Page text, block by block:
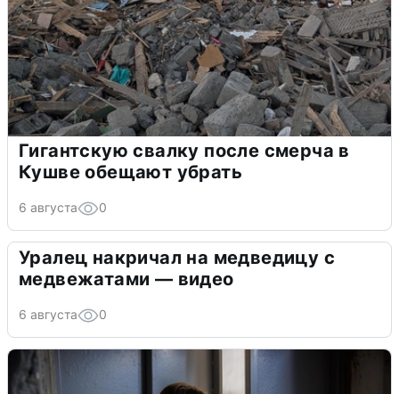
Гигантскую свалку после смерча в
Кушве обещают убрать
6 августа 0
Уралец накричал на медведицу с
медвежатами — видео
6 августа 0